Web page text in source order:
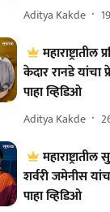
Aditya Kakde
महाराष्ट्रातील
केदार रानडे यांचा
पाहा व्हिडिओ
Aditya Kakde
महाराष्ट्रातील
शर्वरी जमेनीस
पाहा व्हिडिओ